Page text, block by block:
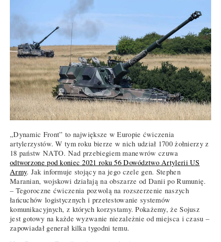
„Dynamic Front” to największe w Europie ćwiczenia
artylerzystów. W tym roku bierze w nich udział 1700 żołnierzy z
18 państw NATO. Nad przebiegiem manewrów czuwa
odtworzone pod koniec 2021 roku 56 Dowództwo Artylerii US
Army. Jak informuje stojący na jego czele gen. Stephen
Maranian, wojskowi działają na obszarze od Danii po Rumunię.
– Tegoroczne ćwiczenia pozwolą na rozszerzenie naszych
łańcuchów logistycznych i przetestowanie systemów
komunikacyjnych, z których korzystamy. Pokażemy, że Sojusz
jest gotowy na każde wyzwanie niezależnie od miejsca i czasu –
zapowiadał generał kilka tygodni temu.